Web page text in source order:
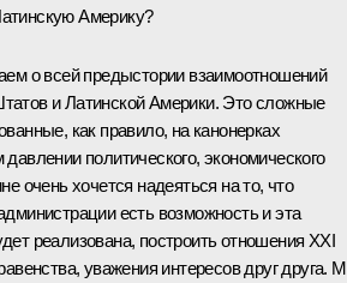
Америку?
о всей предыстории взаимоотношений
и Латинской Америки. Это сложные
как правило, на канонерках
политического, экономического
очень хочется надеяться на то, что
есть возможность и эта
реализована, построить отношения XXI
уважения интересов друг друга.